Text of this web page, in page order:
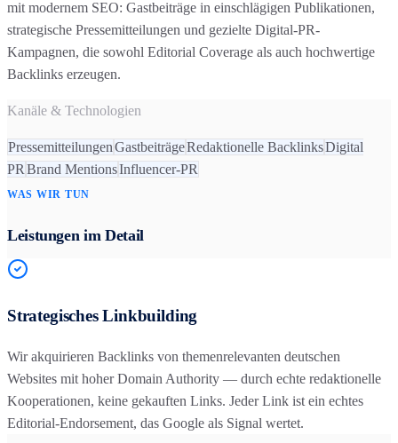
mit modernem SEO: Gastbeiträge in einschlägigen Publikationen,
strategische Pressemitteilungen und gezielte Digital-PR-
Kampagnen, die sowohl Editorial Coverage als auch hochwertige
Backlinks erzeugen.
Kanäle & Technologien
PressemitteilungenGastbeiträgeRedaktionelle BacklinksDigital
PR Brand MentionsInfluencer-PR
WAS WIR TUN
Leistungen im Detail
Strategisches Linkbuilding
Wir akquirieren Backlinks von themenrelevanten deutschen
Websites mit hoher Domain Authority — durch echte redaktionelle
Kooperationen, keine gekauften Links. Jeder Link ist ein echtes
Editorial-Endorsement, das Google als Signal wertet.